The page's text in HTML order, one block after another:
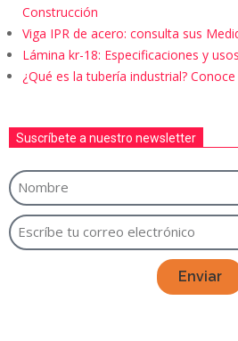
Construcción
Viga IPR de acero: consulta sus
Lámina kr-18: Especificaciones y
¿Qué es la tubería industrial?
Suscríbete a nuestro newsletter
Enviar